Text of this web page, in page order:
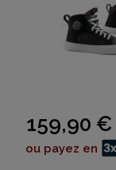
159,90 €
ou payez en